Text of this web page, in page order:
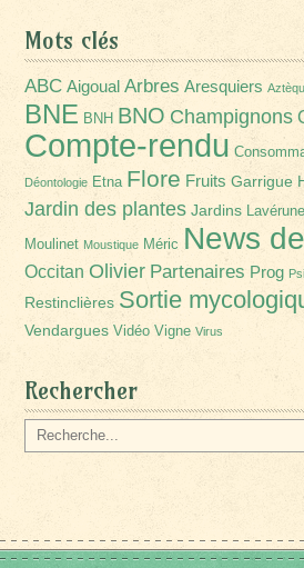
Mots clés
ABC Aigoual Arbres Aresquiers
BNE BNH BNO Champignons
Compte-rendu
Déontologie Etna Flore Fruits Garrigue
Jardin des plantes Jardins Lavérune
Moulinet Moustique Méric News
Occitan Olivier Partenaires Prog
Restinclières Sortie
Vendargues Vidéo Vigne Virus
Rechercher